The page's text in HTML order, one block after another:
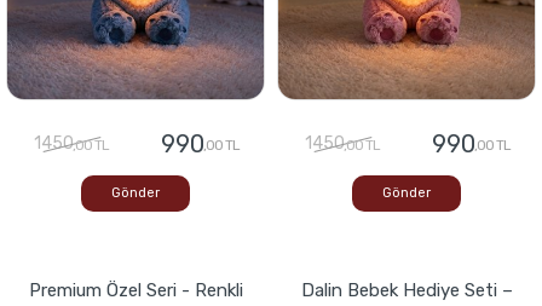
1450,00 TL 990,00 TL
Gönder
1450,00 TL 990,00 TL
Gönder
Premium Özel Seri - Renkli
Dalin Bebek Hediye Seti –